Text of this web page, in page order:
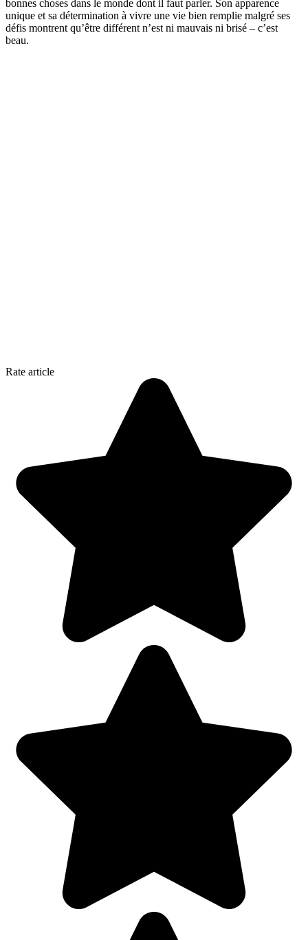
bonnes choses dans le monde dont il faut parler. Son apparence
unique et sa détermination à vivre une vie bien remplie malgré ses
défis montrent qu’être différent n’est ni mauvais ni brisé – c’est
beau.
Rate article